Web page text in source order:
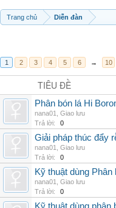
Trang chủ Diễn đàn
1 2 3 4 5 6 → 10
TIÊU ĐỀ
Phân bón lá Hi
nana01
Giao lưu
Trả lời:
0
Giải pháp thúc đẩy
nana01
Giao lưu
Trả lời:
0
Kỹ thuật dùng
nana01
Giao lưu
Trả lời:
0